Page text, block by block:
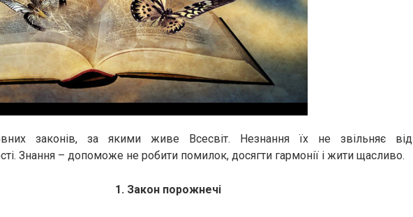
законів, за якими живе Всесвіт. Незнання їх не звільняє від
Знання – допоможе не робити помилок, досягти гармонії і жити щасливо.
1. Закон порожнечі